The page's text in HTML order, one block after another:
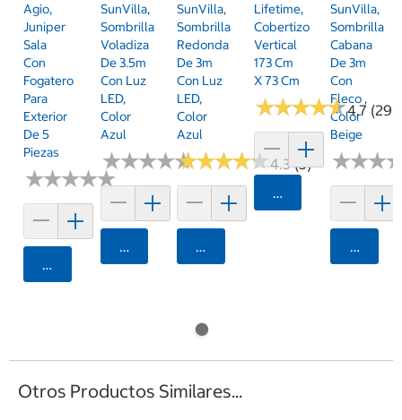
Agio,
Juniper
Sala
Con
Fogatero
Para
Exterior
De 5
Piezas
★★★★★
★★★★★
Agregar
SunVilla,
Sombrilla
Voladiza
De 3.5m
Con Luz
LED,
Color
Azul
★★★★★
★★★★★
Agregar
SunVilla,
Sombrilla
Redonda
De 3m
Con Luz
LED,
Color
Azul
★★★★★
★★★★★4.3 (3)
Agregar
Lifetime,
Cobertizo
Vertical
173 Cm
X 73 Cm
★★★★★
★★★★★4.7 (29)
Agregar
SunVilla,
Sombrilla
Cabana
De 3m
Con
Fleco ,
Color
Beige
★★★
★★★
Otros Productos Similares...